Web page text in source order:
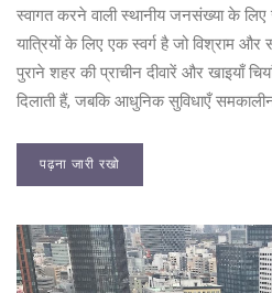
स्वागत करने वाली स्थानीय जनसंख्या के
यात्रियों के लिए एक स्वर्ग है जो विश्राम और
पुराने शहर की प्राचीन दीवारें और खाइयाँ
दिलाती हैं, जबकि आधुनिक सुविधाएँ
पढ़ना जारी रखो